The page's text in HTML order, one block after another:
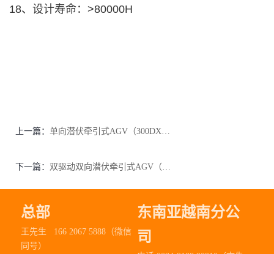
18、设计寿命：>80000H
上一篇：
下一篇：
总部
王先生 166 2067 5888（微信
同号）
东南亚越南分公
司